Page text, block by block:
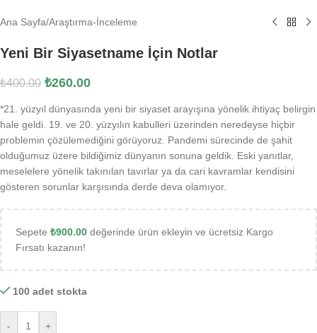
Ana Sayfa/Araştırma-İnceleme
Yeni Bir Siyasetname İçin Notlar
₺400.00 ₺260.00
*21. yüzyıl dünyasında yeni bir siyaset arayışına yönelik ihtiyaç belirgin
hale geldi. 19. ve 20. yüzyılın kabulleri üzerinden neredeyse hiçbir
problemin çözülemediğini görüyoruz. Pandemi sürecinde de şahit
olduğumuz üzere bildiğimiz dünyanın sonuna geldik. Eski yanıtlar,
meselelere yönelik takınılan tavırlar ya da cari kavramlar kendisini
gösteren sorunlar karşısında derde deva olamıyor.
Sepete ₺900.00 değerinde ürün ekleyin ve ücretsiz Kargo
Fırsatı kazanın!
100 adet stokta
- +